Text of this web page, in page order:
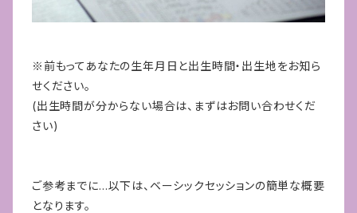
※前もってあなたの生年月日と出生時間・出生地をお知ら
せください。
(出生時間が分からない場合は、まずはお問い合わせくだ
さい)
ご参考までに…以下は、ベーシックセッションの簡単な概要
となります。